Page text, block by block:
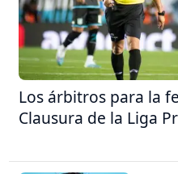
Los árbitros para la
Clausura de la Liga